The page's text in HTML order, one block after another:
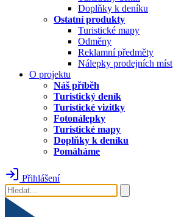
Doplňky k deníku
Ostatní produkty
Turistické mapy
Odměny
Reklamní předměty
Nálepky prodejních míst
O projektu
Náš příběh
Turistický deník
Turistické vizitky
Fotonálepky
Turistické mapy
Doplňky k deníku
Pomáháme
Přihlášení